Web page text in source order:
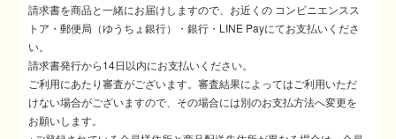
請求書を商品と一緒にお届けしますので、お近くの コンビニエンスス
トア・郵便局（ゆうちょ銀行）・銀行・LINE Payにてお支払いくださ
い。
請求書発行から14日以内にお支払いください。
ご利用にあたり審査がございます。審査結果によってはご利用いただ
けない場合がございますので、その場合には別のお支払方法へ変更を
お願いします。